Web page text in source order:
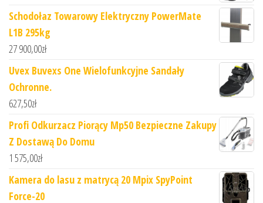
Schodołaz Towarowy Elektryczny PowerMate
L1B 295kg
27 900,00zł
Uvex Buvexs One Wielofunkcyjne Sandały
Ochronne.
627,50zł
Profi Odkurzacz Piorący Mp50 Bezpieczne Zakupy
Z Dostawą Do Domu
1 575,00zł
Kamera do lasu z matrycą 20 Mpix SpyPoint
Force-20